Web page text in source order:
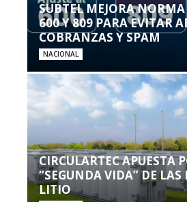
SUBTEL MEJORA NORMA
600 Y 809 PARA EVITAR
COBRANZAS Y SPAM
NACIONAL
CIRCULARTEC APUESTA
“SEGUNDA VIDA” DE LAS
LITIO